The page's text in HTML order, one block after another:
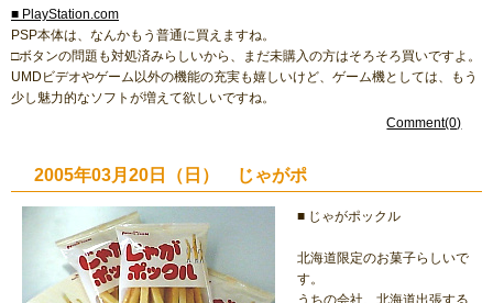
■ PlayStation.com
PSP本体は、なんかもう普通に買えますね。
□ボタンの問題も対処済みらしいから、まだ未購入の方はそろそろ買いですよ。
UMDビデオやゲーム以外の機能の充実も嬉しいけど、ゲーム機としては、もう
少し魅力的なソフトが増えて欲しいですね。
Comment(0)
2005年03月20日（日） じゃがポ
■ じゃがポックル
北海道限定のお菓子らしいで
す。
うちの会社、北海道出張する